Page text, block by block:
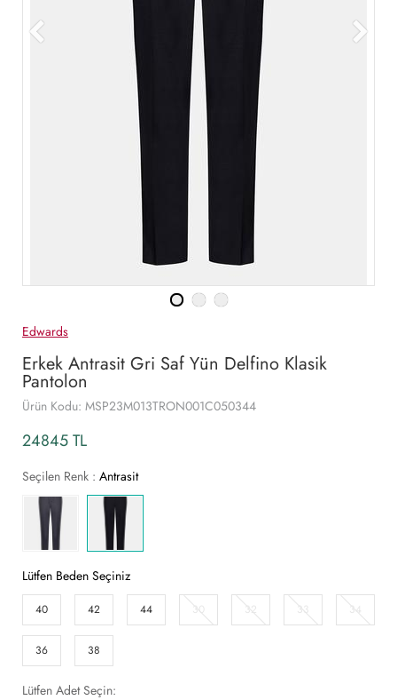
Edwards
Erkek Antrasit Gri Saf Yün Delfino Klasik
Pantolon
Ürün Kodu: MSP23M013TRON001C050344
24845 TL
Seçilen Renk : Antrasit
Lütfen Beden Seçiniz
40 42 44 30 32 33 34
36 38
Lütfen Adet Seçin: